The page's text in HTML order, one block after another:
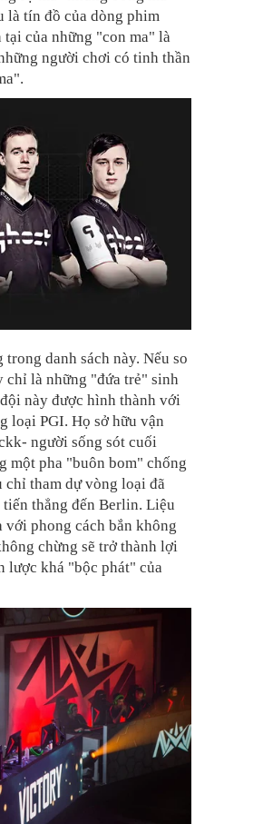
là tín đồ của dòng phim
của những "con ma" là
người chơi có tinh thần
danh sách này. Nếu so
chỉ là những "đứa trẻ" sinh
này được hình thành với
loại PGI. Họ sở hữu vận
người sống sót cuối
một pha "buôn bom" chống
chỉ tham dự vòng loại đã
thẳng đến Berlin. Liệu
với phong cách bắn không
chừng sẽ trở thành lợi
lược khá "bộc phát" của